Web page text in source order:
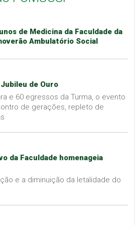
de Medicina da Faculdade da
Ambulatório Social
de Ouro
e 60 egressos da Turma, o evento
de gerações, repleto de
da Faculdade homenageia
e a diminuição da letalidade do